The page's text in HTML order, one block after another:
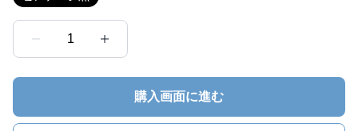
1
購入画面に進む